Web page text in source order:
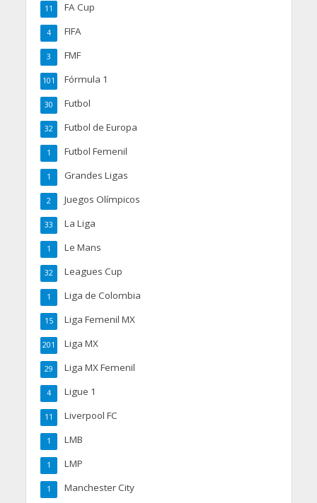
FA Cup
11
FIFA
4
FMF
3
Fórmula 1
101
Futbol
30
Futbol de Europa
32
Futbol Femenil
1
Grandes Ligas
1
Juegos Olímpicos
2
La Liga
33
Le Mans
1
Leagues Cup
32
Liga de Colombia
1
Liga Femenil MX
15
Liga MX
201
Liga MX Femenil
29
Ligue 1
4
Liverpool FC
11
LMB
1
LMP
1
Manchester City
1